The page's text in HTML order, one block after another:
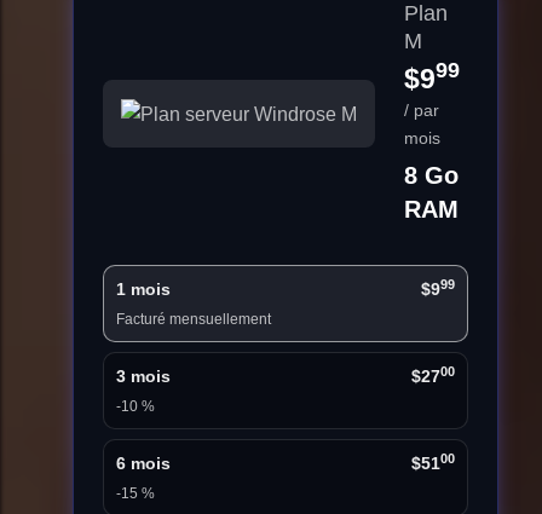
Plan
M
$999
/ par
mois
8 Go
RAM
1 mois $999
Facturé mensuellement
3 mois $2700
-10 %
6 mois $5100
-15 %